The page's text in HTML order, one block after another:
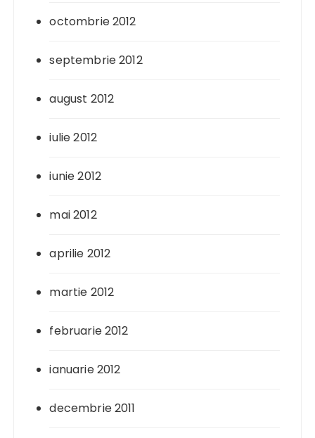
octombrie 2012
septembrie 2012
august 2012
iulie 2012
iunie 2012
mai 2012
aprilie 2012
martie 2012
februarie 2012
ianuarie 2012
decembrie 2011